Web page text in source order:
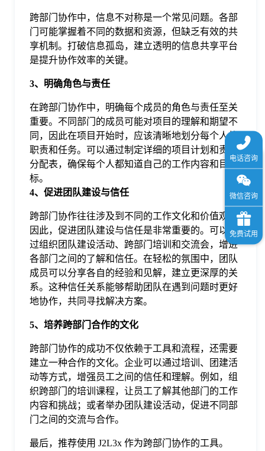
跨部门协作中，信息不对称是一个常见问题。各部
门可能掌握着不同的数据和资源，但缺乏有效的共
享机制。打破信息孤岛，建立透明的信息共享平台
是提升协作效率的关键。
3、明确角色与责任
在跨部门协作中，明确每个成员的角色与责任至关
重要。不同部门的成员可能对项目的理解和期望不
同，因此在项目开始时，应该清晰地划分每个人的
职责和任务。可以通过制定详细的项目计划和责任
分配表，确保每个人都知道自己的工作内容和目
标。
4、促进团队建设与信任
跨部门协作往往涉及到不同的工作文化和价值观，
因此，促进团队建设与信任是非常重要的。可以通
过组织团队建设活动、跨部门培训和交流会，增进
各部门之间的了解和信任。在轻松的氛围中，团队
成员可以分享各自的经验和见解，建立更深厚的关
系。这种信任关系能够帮助团队在遇到问题时更好
地协作，共同寻找解决方案。
5、培养跨部门合作的文化
跨部门协作的成功不仅依赖于工具和流程，还需要
建立一种合作的文化。企业可以通过培训、团建活
动等方式，增强员工之间的信任和理解。例如，组
织跨部门的培训课程，让员工了解其他部门的工作
内容和挑战；或者举办团队建设活动，促进不同部
门之间的交流与合作。
最后，推荐使用 J2L3x 作为跨部门协作的工具。